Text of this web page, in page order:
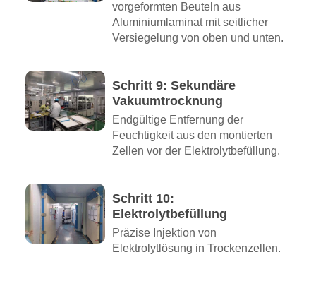
vorgeformten Beuteln aus
Aluminiumlaminat mit seitlicher
Versiegelung von oben und unten.
Schritt 9: Sekundäre
Vakuumtrocknung
Endgültige Entfernung der
Feuchtigkeit aus den montierten
Zellen vor der Elektrolytbefüllung.
Schritt 10:
Elektrolytbefüllung
Präzise Injektion von
Elektrolytlösung in Trockenzellen.